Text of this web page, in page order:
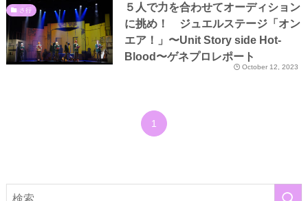
さ行
５人で力を合わせてオーディション
に挑め！ ジュエルステージ「オン
エア！」〜Unit Story side Hot-
Blood〜ゲネプロレポート
October 12, 2023
1